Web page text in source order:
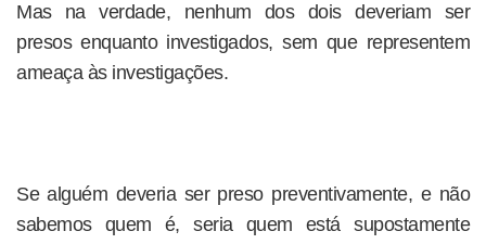
Mas na verdade, nenhum dos dois deveriam ser
presos enquanto investigados, sem que representem
ameaça às investigações.
Se alguém deveria ser preso preventivamente, e não
sabemos quem é, seria quem está supostamente